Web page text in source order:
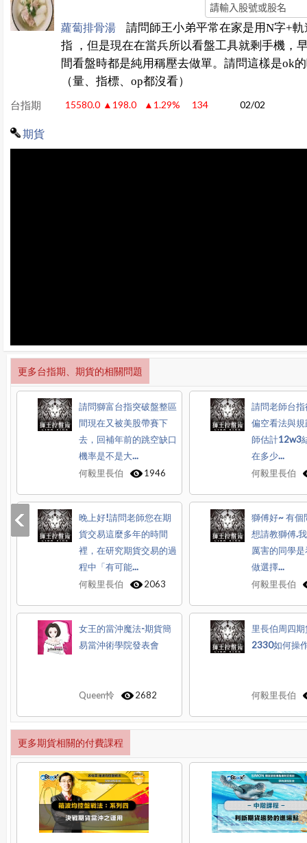
蘿蔔排骨湯 請問師王小弟平常在家是用N字+軌
指 ，但是現在在當兵所以看盤工具就剩手機，
間看盤時都是純用稱壓去做單。請問這樣是ok
（量、指標、 op都沒看）
台指期 15580.0 ▲198.0 ▲1.29% 134 02/02
期貨
更多台指期、期貨的相關問題
請問獅富台指突破盤整區
間現在又被美股帶賽下
去，回補年前的跳空缺口
機率是不是大...
何毅里長伯
1946
請問老師台
偏空看法與
師估計12w3
在多少...
何毅里長伯
晚上好!請問老師您在期
貨交易這麼多年的時間
裡，在研究期貨交易的過
程中「有可能...
何毅里長伯
2063
獅傅好~ 有個
想請教獅傅.
厲害的同學
做選擇...
何毅里長伯
女王的當沖魔法-期貨簡
易當沖術學院發表會
Queen怜 2682
里長伯周四
2330如何操
何毅里長伯
更多期貨相關的付費課程